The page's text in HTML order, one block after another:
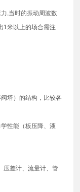
,当时的振动周波数
1米以上的场合需注
塔）的结构，比较各
性能（板压降、液
压差计、流量计、管